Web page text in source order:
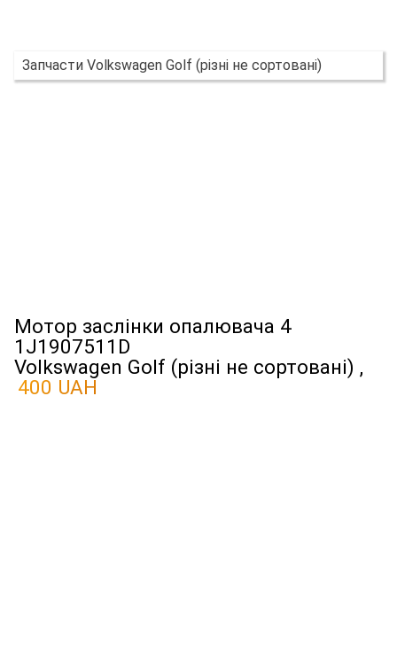
Запчасти Volkswagen Golf (різні не сортовані)
Мотор заслінки опалювача 4
1J1907511D
Volkswagen Golf (різні не сортовані) ,
400 UAH